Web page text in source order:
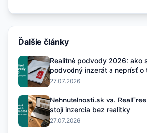
Ďalšie články
Realitné podvody 2026: ako
podvodný inzerát a neprísť o
27.07.2026
Nehnutelnosti.sk vs.
stojí inzercia bez realitky
27.07.2026